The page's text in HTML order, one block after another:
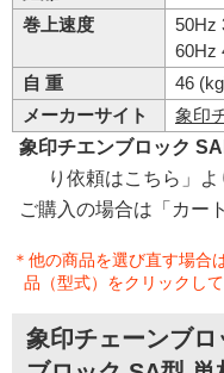
巻上速度
50Hz
60Hz
自 重
46
メーカーサイト
象印
象印チエンブロック
り依頼はこちら」
ご購入の場合は「カー
＊他の商品を選び直す場合
品（型式）をクリックして
象印チェーンブ